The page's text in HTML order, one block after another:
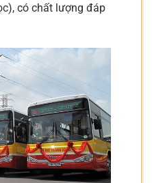
có chất lượng đáp